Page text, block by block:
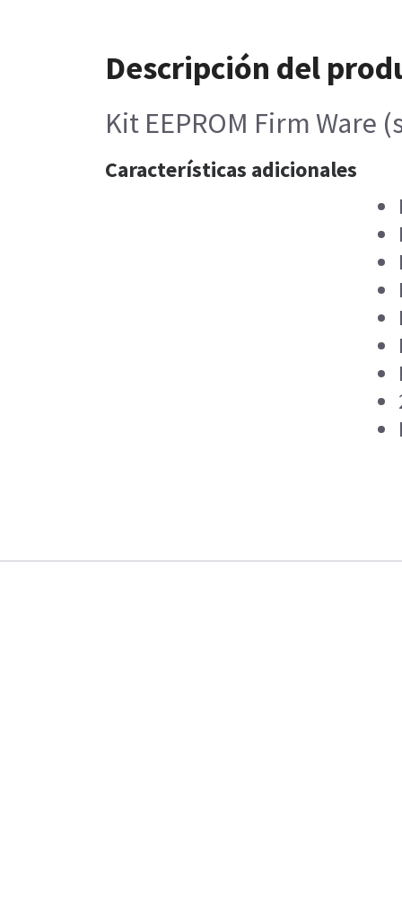
Descripción del
Kit EEPROM Firm Ware
Características adicionales